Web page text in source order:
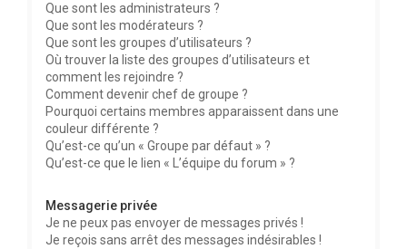
Que sont les administrateurs ?
Que sont les modérateurs ?
Que sont les groupes d’utilisateurs ?
Où trouver la liste des groupes d’utilisateurs et
comment les rejoindre ?
Comment devenir chef de groupe ?
Pourquoi certains membres apparaissent dans une
couleur différente ?
Qu’est-ce qu’un « Groupe par défaut » ?
Qu’est-ce que le lien « L’équipe du forum » ?
Messagerie privée
Je ne peux pas envoyer de messages privés !
Je reçois sans arrêt des messages indésirables !